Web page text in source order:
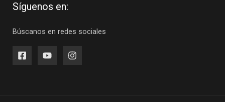
Síguenos en:
Búscanos en redes sociales